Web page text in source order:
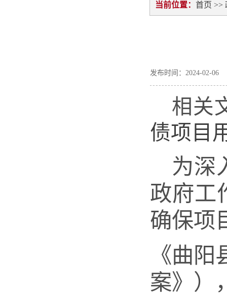
当前位置： 首页 >>
发布时间：2024-02-
相关
债项目
为深
政府工
确保项
《曲
案》 ）